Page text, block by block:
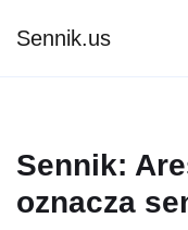
Sennik.us
Sennik:
oznacza